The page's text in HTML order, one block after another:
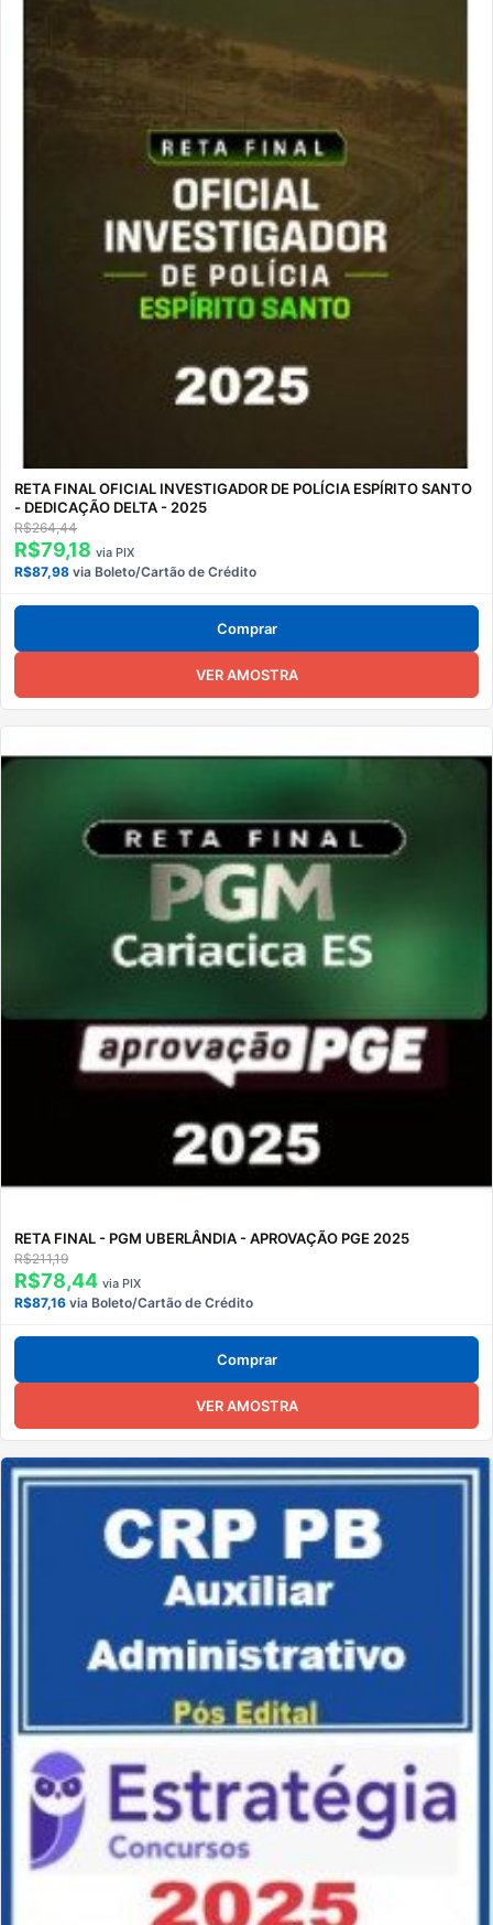
RETA FINAL OFICIAL INVESTIGADOR DE POLÍCIA ESPÍRITO SANTO
- DEDICAÇÃO DELTA - 2025
R$264,44
R$79,18 via PIX
R$87,98 via Boleto/Cartão de Crédito
Comprar
VER AMOSTRA
RETA FINAL - PGM UBERLÂNDIA - APROVAÇÃO PGE 2025
R$211,19
R$78,44 via PIX
R$87,16 via Boleto/Cartão de Crédito
Comprar
VER AMOSTRA